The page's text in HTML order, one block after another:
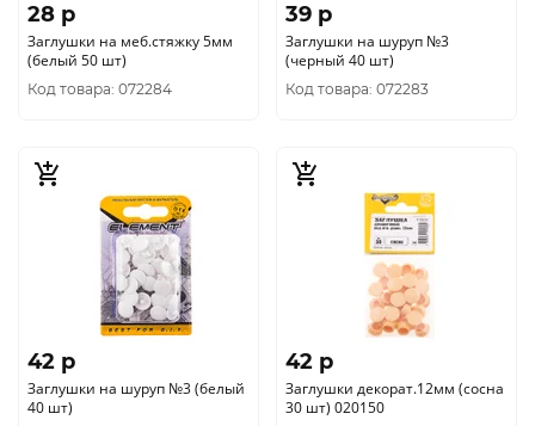
28 p
Заглушки на меб.стяжку 5мм
(белый 50 шт)
Код товара: 072284
39 p
Заглушки на шуруп №3
(черный 40 шт)
Код товара: 072283
42 p
Заглушки на шуруп №3 (белый
40 шт)
42 p
Заглушки декорат.12мм (сосна
30 шт) 020150